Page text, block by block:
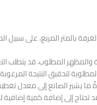
المطلوب، قد يتطلب
لتحقيق النتيجة
الصانع إلى معدل تغطية
إلى إضافة كمية